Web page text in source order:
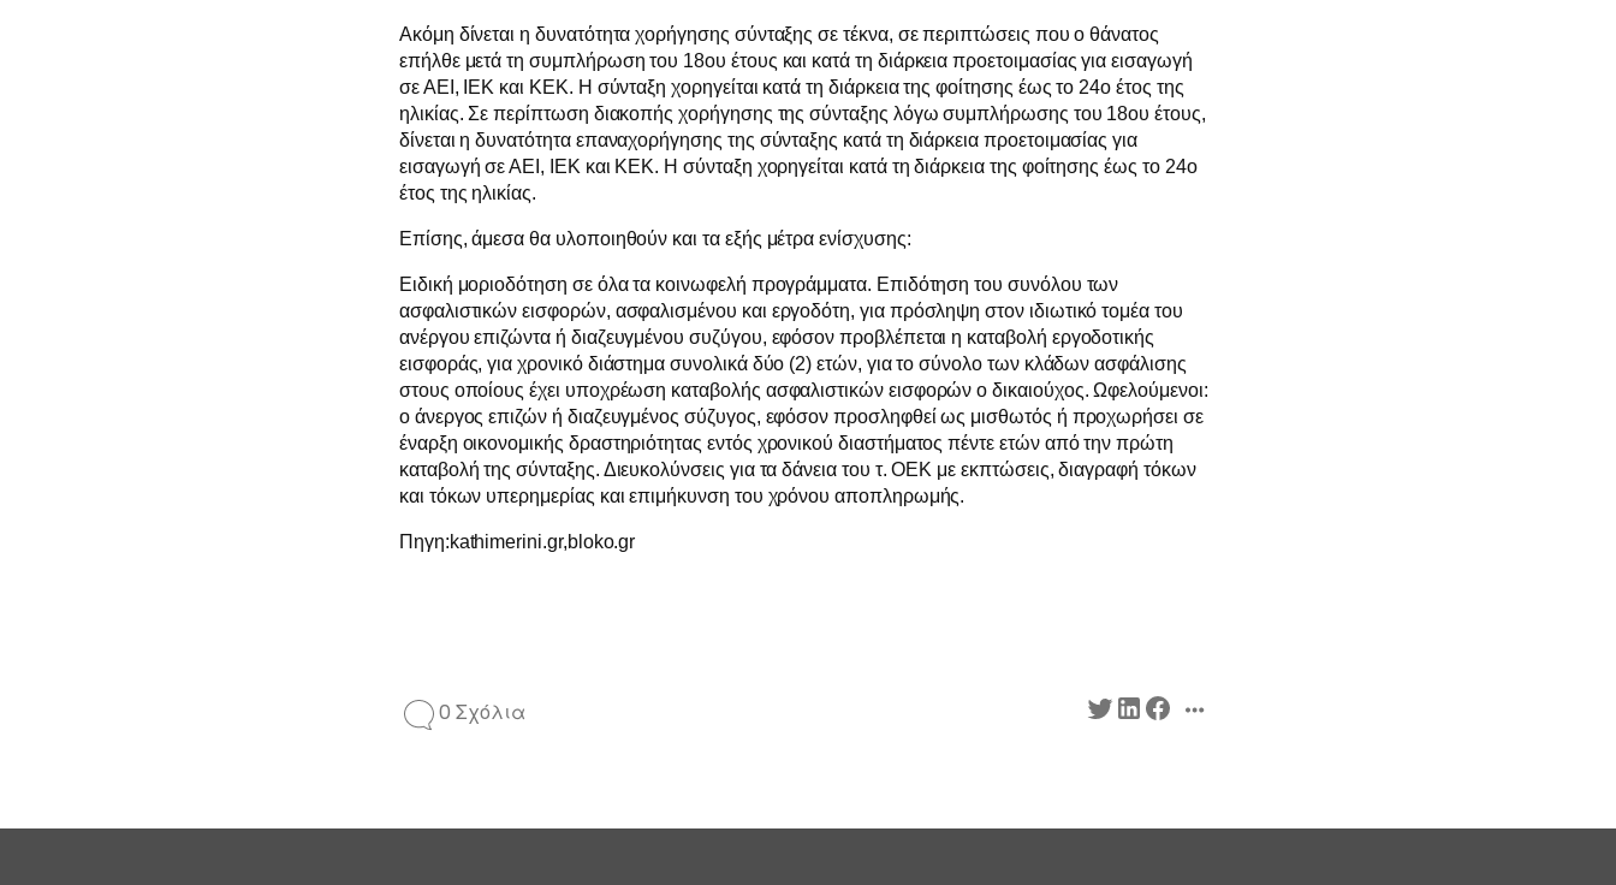
Ακόμη δίνεται η δυνατότητα χορήγησης σύνταξης σε τέκνα, σε περιπτώσεις που ο θάνατος
επήλθε μετά τη συμπλήρωση του 18ου έτους και κατά τη διάρκεια προετοιμασίας για εισαγωγή
σε ΑΕΙ, ΙΕΚ και ΚΕΚ. Η σύνταξη χορηγείται κατά τη διάρκεια της φοίτησης έως το 24ο έτος της
ηλικίας. Σε περίπτωση διακοπής χορήγησης της σύνταξης λόγω συμπλήρωσης του 18ου έτους,
δίνεται η δυνατότητα επαναχορήγησης της σύνταξης κατά τη διάρκεια προετοιμασίας για
εισαγωγή σε ΑΕΙ, ΙΕΚ και ΚΕΚ. Η σύνταξη χορηγείται κατά τη διάρκεια της φοίτησης έως το 24ο
έτος της ηλικίας.
Επίσης, άμεσα θα υλοποιηθούν και τα εξής μέτρα ενίσχυσης:
Ειδική μοριοδότηση σε όλα τα κοινωφελή προγράμματα. Επιδότηση του συνόλου των
ασφαλιστικών εισφορών, ασφαλισμένου και εργοδότη, για πρόσληψη στον ιδιωτικό τομέα του
ανέργου επιζώντα ή διαζευγμένου συζύγου, εφόσον προβλέπεται η καταβολή εργοδοτικής
εισφοράς, για χρονικό διάστημα συνολικά δύο (2) ετών, για το σύνολο των κλάδων ασφάλισης
στους οποίους έχει υποχρέωση καταβολής ασφαλιστικών εισφορών ο δικαιούχος. Ωφελούμενοι:
ο άνεργος επιζών ή διαζευγμένος σύζυγος, εφόσον προσληφθεί ως μισθωτός ή προχωρήσει σε
έναρξη οικονομικής δραστηριότητας εντός χρονικού διαστήματος πέντε ετών από την πρώτη
καταβολή της σύνταξης. Διευκολύνσεις για τα δάνεια του τ. ΟΕΚ με εκπτώσεις, διαγραφή τόκων
και τόκων υπερημερίας και επιμήκυνση του χρόνου αποπληρωμής.
Πηγη:kathimerini.gr,bloko.gr
0 Σχόλια